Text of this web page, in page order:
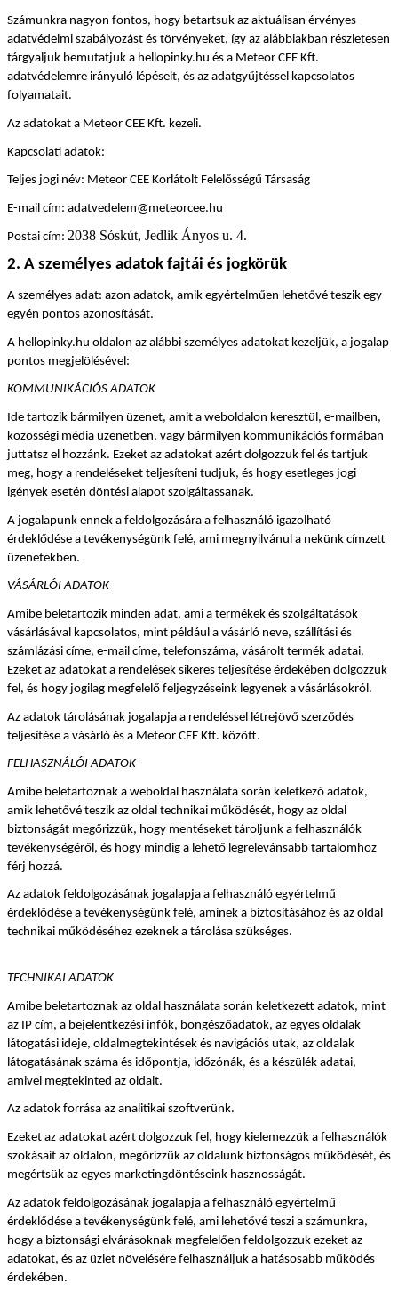
Számunkra nagyon fontos, hogy betartsuk az aktuálisan érvényes
adatvédelmi szabályozást és törvényeket, így az alábbiakban részletesen
tárgyaljuk bemutatjuk a hellopinky.hu és a Meteor CEE Kft.
adatvédelemre irányuló lépéseit, és az adatgyűjtéssel kapcsolatos
folyamatait.
Az adatokat a Meteor CEE Kft. kezeli.
Kapcsolati adatok:
Teljes jogi név: Meteor CEE Korlátolt Felelősségű Társaság
E-mail cím: adatvedelem@meteorcee.hu
Postai cím: 2038 Sóskút, Jedlik Ányos u. 4.
2. A személyes adatok fajtái és jogkörük
A személyes adat: azon adatok, amik egyértelműen lehetővé teszik egy
egyén pontos azonosítását.
A hellopinky.hu oldalon az alábbi személyes adatokat kezeljük, a jogalap
pontos megjelölésével:
KOMMUNIKÁCIÓS ADATOK
Ide tartozik bármilyen üzenet, amit a weboldalon keresztül, e-mailben,
közösségi média üzenetben, vagy bármilyen kommunikációs formában
juttatsz el hozzánk. Ezeket az adatokat azért dolgozzuk fel és tartjuk
meg, hogy a rendeléseket teljesíteni tudjuk, és hogy esetleges jogi
igények esetén döntési alapot szolgáltassanak.
A jogalapunk ennek a feldolgozására a felhasználó igazolható
érdeklődése a tevékenységünk felé, ami megnyilvánul a nekünk címzett
üzenetekben.
VÁSÁRLÓI ADATOK
Amibe beletartozik minden adat, ami a termékek és szolgáltatások
vásárlásával kapcsolatos, mint például a vásárló neve, szállítási és
számlázási címe, e-mail címe, telefonszáma, vásárolt termék adatai.
Ezeket az adatokat a rendelések sikeres teljesítése érdekében dolgozzuk
fel, és hogy jogilag megfelelő feljegyzéseink legyenek a vásárlásokról.
Az adatok tárolásának jogalapja a rendeléssel létrejövő szerződés
teljesítése a vásárló és a Meteor CEE Kft. között.
FELHASZNÁLÓI ADATOK
Amibe beletartoznak a weboldal használata során keletkező adatok,
amik lehetővé teszik az oldal technikai működését, hogy az oldal
biztonságát megőrizzük, hogy mentéseket tároljunk a felhasználók
tevékenységéről, és hogy mindig a lehető legrelevánsabb tartalomhoz
férj hozzá.
Az adatok feldolgozásának jogalapja a felhasználó egyértelmű
érdeklődése a tevékenységünk felé, aminek a biztosításához és az oldal
technikai működéséhez ezeknek a tárolása szükséges.
TECHNIKAI ADATOK
Amibe beletartoznak az oldal használata során keletkezett adatok, mint
az IP cím, a bejelentkezési infók, böngészőadatok, az egyes oldalak
látogatási ideje, oldalmegtekintések és navigációs utak, az oldalak
látogatásának száma és időpontja, időzónák, és a készülék adatai,
amivel megtekinted az oldalt.
Az adatok forrása az analitikai szoftverünk.
Ezeket az adatokat azért dolgozzuk fel, hogy kielemezzük a felhasználók
szokásait az oldalon, megőrizzük az oldalunk biztonságos működését, és
megértsük az egyes marketingdöntéseink hasznosságát.
Az adatok feldolgozásának jogalapja a felhasználó egyértelmű
érdeklődése a tevékenységünk felé, ami lehetővé teszi a számunkra,
hogy a biztonsági elvárásoknak megfelelően feldolgozzuk ezeket az
adatokat, és az üzlet növelésére felhasználjuk a hatásosabb működés
érdekében.